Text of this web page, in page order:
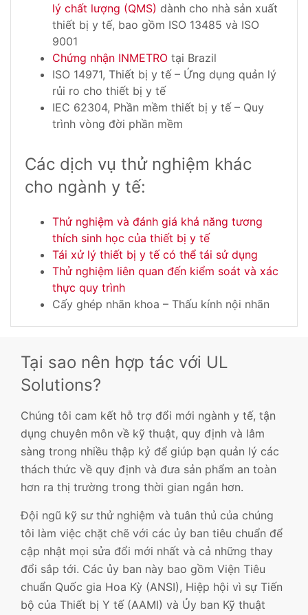
lý chất lượng (QMS) dành cho nhà sản xuất
thiết bị y tế, bao gồm ISO 13485 và ISO
9001
Chứng nhận INMETRO tại Brazil
ISO 14971, Thiết bị y tế – Ứng dụng quản lý
rủi ro cho thiết bị y tế
IEC 62304, Phần mềm thiết bị y tế – Quy
trình vòng đời phần mềm
Các dịch vụ thử nghiệm khác
cho ngành y tế:
Thử nghiệm và đánh giá khả năng tương
thích sinh học của thiết bị y tế
Tái xử lý thiết bị y tế có thể tái sử dụng
Thử nghiệm liên quan đến kiểm soát và xác
thực quy trình
Cấy ghép nhãn khoa – Thấu kính nội nhãn
Tại sao nên hợp tác với UL
Solutions?
Chúng tôi cam kết hỗ trợ đổi mới ngành y tế, tận
dụng chuyên môn về kỹ thuật, quy định và lâm
sàng trong nhiều thập kỷ để giúp bạn quản lý các
thách thức về quy định và đưa sản phẩm an toàn
hơn ra thị trường trong thời gian ngắn hơn.
Đội ngũ kỹ sư thử nghiệm và tuân thủ của chúng
tôi làm việc chặt chẽ với các ủy ban tiêu chuẩn để
cập nhật mọi sửa đổi mới nhất và cả những thay
đổi sắp tới. Các ủy ban này bao gồm Viện Tiêu
chuẩn Quốc gia Hoa Kỳ (ANSI), Hiệp hội vì sự Tiến
bộ của Thiết bị Y tế (AAMI) và Ủy ban Kỹ thuật